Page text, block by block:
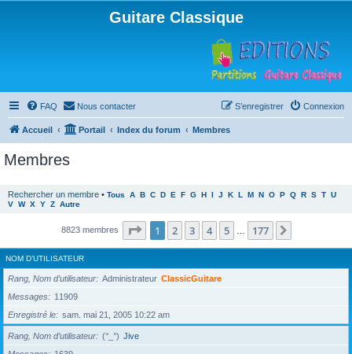
Guitare Classique
FAQ Nous contacter Connexion
S’enregistrer
Accueil Portail Index du forum Membres
Membres
Rechercher un membre • Tous A B C D E F G H I J K L M N O P Q R S T U
V W X Y Z Autre
8823 membres Page 1sur177
1 2 3 4 5 177
NOM D’UTILISATEUR
Rang, Nom d’utilisateur Administrateur ClassicGuitare
Messages
11909
Enregistré le
sam. mai 21, 2005 10:22 am
Rang, Nom d’utilisateur (°_°) Jive